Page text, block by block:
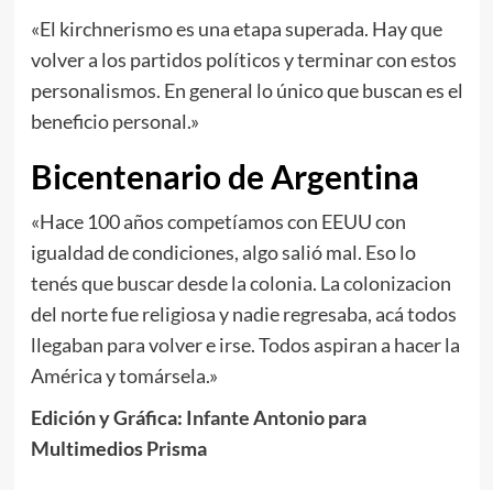
«El kirchnerismo es una etapa superada. Hay que
volver a los partidos políticos y terminar con estos
personalismos. En general lo único que buscan es el
beneficio personal.»
Bicentenario de Argentina
«Hace 100 años competíamos con EEUU con
igualdad de condiciones, algo salió mal. Eso lo
tenés que buscar desde la colonia. La colonizacion
del norte fue religiosa y nadie regresaba, acá todos
llegaban para volver e irse. Todos aspiran a hacer la
América y tomársela.»
Edición y Gráfica: Infante Antoniopara
Multimedios Prisma